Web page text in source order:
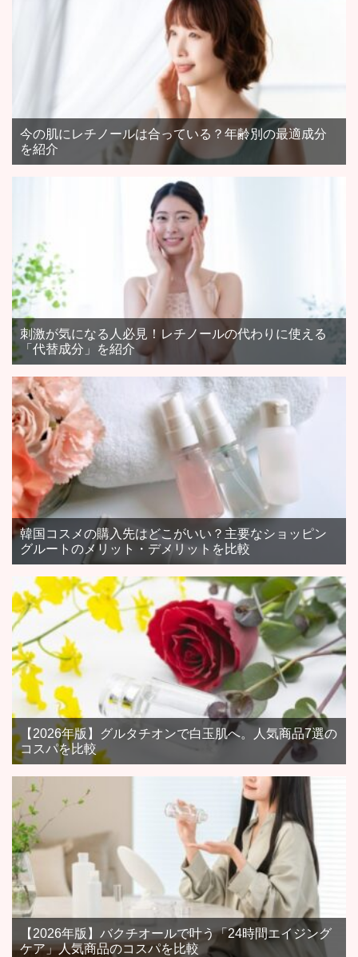
今の肌にレチノールは合っている？年齢別の最適成分
を紹介
刺激が気になる人必見！レチノールの代わりに使える
「代替成分」を紹介
韓国コスメの購入先はどこがいい？主要なショッピン
グルートのメリット・デメリットを比較
【2026年版】グルタチオンで白玉肌へ。人気商品7選の
コスパを比較
【2026年版】バクチオールで叶う「24時間エイジング
ケア」人気商品のコスパを比較